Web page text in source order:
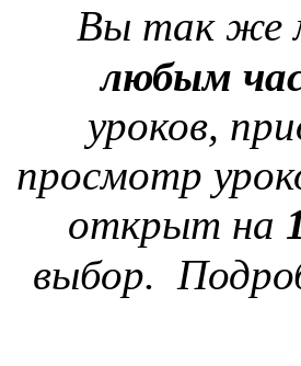
Вы так же
любым
уроков,
просмотр
открыт на
выбор.